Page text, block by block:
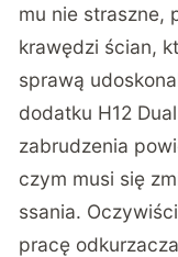
mu nie straszne,
krawędzi ścian,
sprawą
dodatku H12
zabrudzenia
czym musi się
ssania.
pracę